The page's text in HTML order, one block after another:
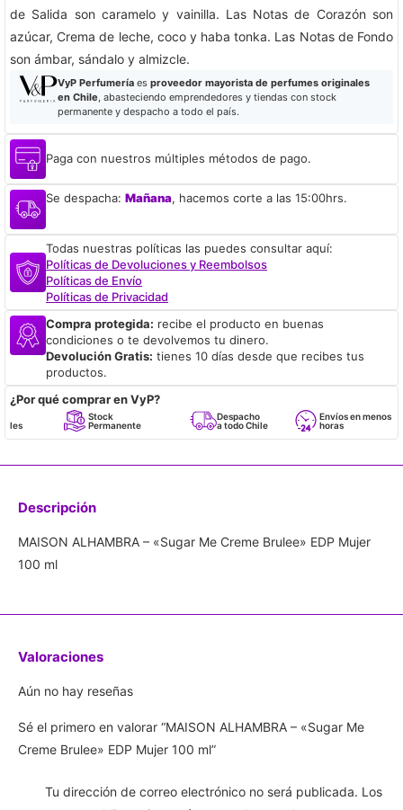
de Salida son caramelo y vainilla. Las Notas de Corazón son
azúcar, Crema de leche, coco y haba tonka. Las Notas de Fondo
son ámbar, sándalo y almizcle.
VyP Perfumeríaes proveedor mayorista de perfumes originales
en Chile, abasteciendo emprendedores y tiendas con stock
permanente y despacho a todo el país.
Paga con nuestros múltiples métodos de pago.
Se despacha: Mañana, hacemos corte a las 15:00hrs.
Todas nuestras políticas las puedes consultar aquí:
Políticas de Devoluciones y Reembolsos
Políticas de Envío
Políticas de Privacidad
Compra protegida: recibe el producto en buenas
condiciones o te devolvemos tu dinero.
Devolución Gratis: tienes 10 días desde que recibes tus
productos.
¿Por qué comprar en VyP?
Stock
Permanente
Despacho
a todo Chile
Envíos en menos de 24
horas
Descripción
MAISON ALHAMBRA – «Sugar Me Creme Brulee» EDP Mujer
100 ml
Valoraciones
Aún no hay reseñas
Sé el primero en valorar “MAISON ALHAMBRA – «Sugar Me
Creme Brulee» EDP Mujer 100 ml”
Tu dirección de correo electrónico no será publicada. Los